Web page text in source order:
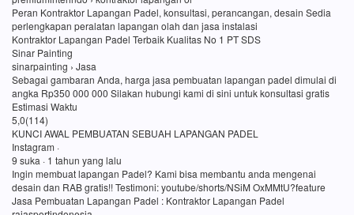
Peran Kontraktor Lapangan Padel, konsultasi, perancangan, desain Sedia
perlengkapan peralatan lapangan olah dan jasa instalasi
Kontraktor Lapangan Padel Terbaik Kualitas No 1 PT SDS
Sinar Painting
sinarpainting › Jasa
Sebagai gambaran Anda, harga jasa pembuatan lapangan padel dimulai di
angka Rp350 000 000 Silakan hubungi kami di sini untuk konsultasi gratis
Estimasi Waktu
5,0(114)
KUNCI AWAL PEMBUATAN SEBUAH LAPANGAN PADEL
Instagram ·
9 suka · 1 tahun yang lalu
Ingin membuat lapangan Padel? Kami bisa membantu anda mengenai
desain dan RAB gratis!! Testimoni: youtube/shorts/NSiM OxMMtU?feature
Jasa Pembuatan Lapangan Padel : Kontraktor Lapangan Padel